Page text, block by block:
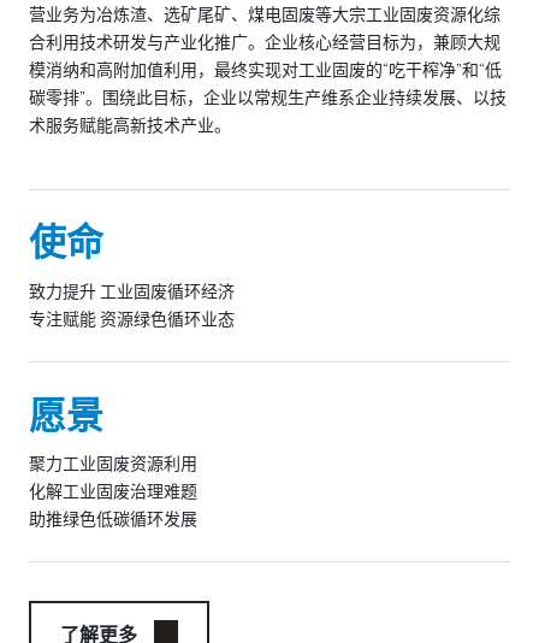
营业务为冶炼渣、选矿尾矿、煤电固废等大宗工业固废资源化综
合利用技术研发与产业化推广。企业核心经营目标为，兼顾大规
模消纳和高附加值利用，最终实现对工业固废的“吃干榨净”和“低
碳零排”。围绕此目标，企业以常规生产维系企业持续发展、以技
术服务赋能高新技术产业。
使命
致力提升 工业固废循环经济
专注赋能 资源绿色循环业态
愿景
聚力工业固废资源利用
化解工业固废治理难题
助推绿色低碳循环发展
了解更多